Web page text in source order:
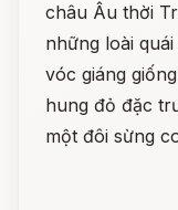
châu Âu thời
những loài
vóc giáng
hung đỏ đặc
một đôi sừng